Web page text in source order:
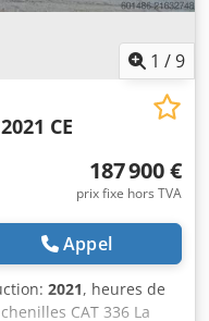
1 /9
CE
187 900 €
prix fixe hors TVA
Appel
2021, heures de
CAT 336 La